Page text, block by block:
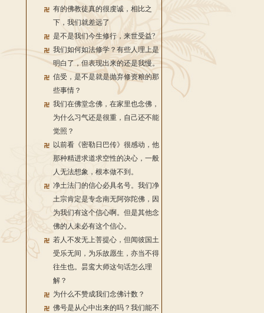
有的佛教徒真的很虔诚，相比之
下，我们就差远了
是不是我们今生修行，来世受益?
我们如何如法修学？有些人理上是
明白了，但表现出来的还是我慢。
信受，是不是就是抛弃修资粮的那
些事情？
我们在佛堂念佛，在家里也念佛，
为什么习气还是很重，自己还不能
觉照？
以前看《密勒日巴传》很感动，他
那种精进求道求空性的决心，一般
人无法想象，根本做不到。
净土法门的信心必具名号。我们净
土宗肯定是专念南无阿弥陀佛，因
为我们有这个信心啊。但是其他念
佛的人未必有这个信心。
若人不发无上菩提心，但闻彼国土
受乐无间，为乐故愿生，亦当不得
往生也。昙鸾大师这句话怎么理
解？
为什么不赞成我们念佛计数？
佛号是从心中出来的吗？我们能不